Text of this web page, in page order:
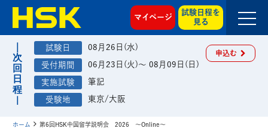
マイページ
試験日程を
見る
08月26日(水)
06月23日(火)～ 08月09日(日)
筆記
東京/大阪
申込む
ホーム 第6回HSK中国留学説明会 2026 ～Online～